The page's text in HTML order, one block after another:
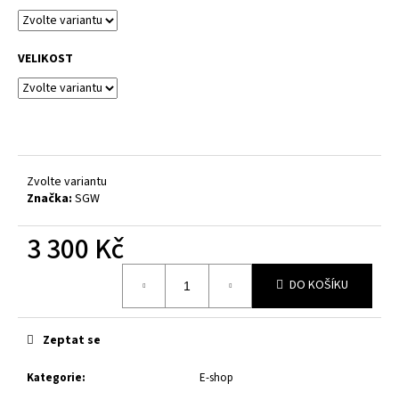
VELIKOST
Zvolte variantu
Značka: SGW
3 300 Kč
DO KOŠÍKU
Kategorie: E-shop
Zeptat se